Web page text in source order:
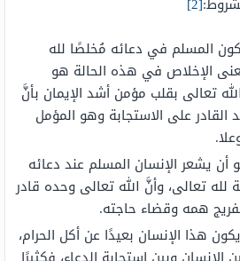
المسلم في دعائه مُخلصًا لله
الإخلاص في هذه الحالة هو
تعالى بقلب مؤمن أشد الإيمان بأنَّ
القادر على الاستجابة وهو المؤمل
أن يشعر الإنسان المسلم عند دعائه
تعالى، وأنَّ الله تعالى وحده قادر
همه وقضاء حاجته.
هذا الإنسان بعيدًا عن أكل الحرام،